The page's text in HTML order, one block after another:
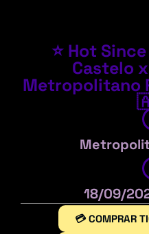
⭐ Hot
Castelo
Metropolitano
18/09/
💳 COMPRAR